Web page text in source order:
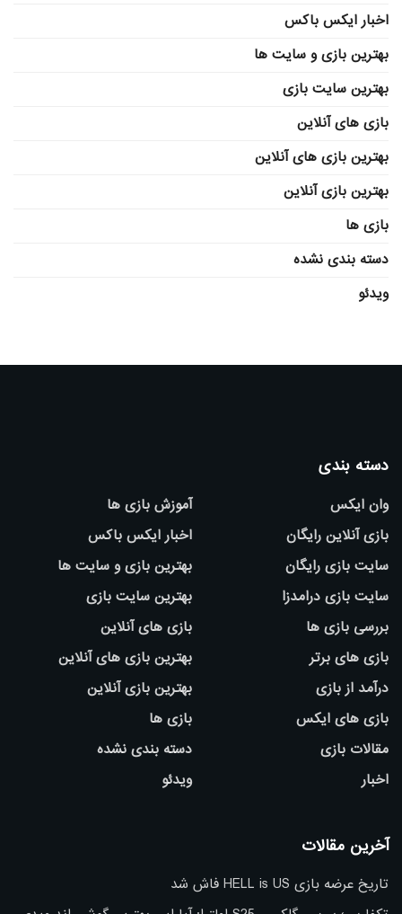
اخبار ایکس باکس
بهترین بازی و سایت ها
بهترین سایت بازی
بازی های آنلاین
بهترین بازی های آنلاین
بهترین بازی آنلاین
بازی ها
دسته بندی نشده
ویدئو
دسته بندی
وان ایکس
بازی آنلاین رایگان
سایت بازی رایگان
سایت بازی درامدزا
بررسی بازی ها
بازی های برتر
درآمد از بازی
بازی های ایکس
مقالات بازی
اخبار
آموزش بازی ها
اخبار ایکس باکس
بهترین بازی و سایت ها
بهترین سایت بازی
بازی های آنلاین
بهترین بازی های آنلاین
بهترین بازی آنلاین
بازی ها
دسته بندی نشده
ویدئو
آخرین مقالات
تاریخ عرضه بازی HELL is US فاش شد